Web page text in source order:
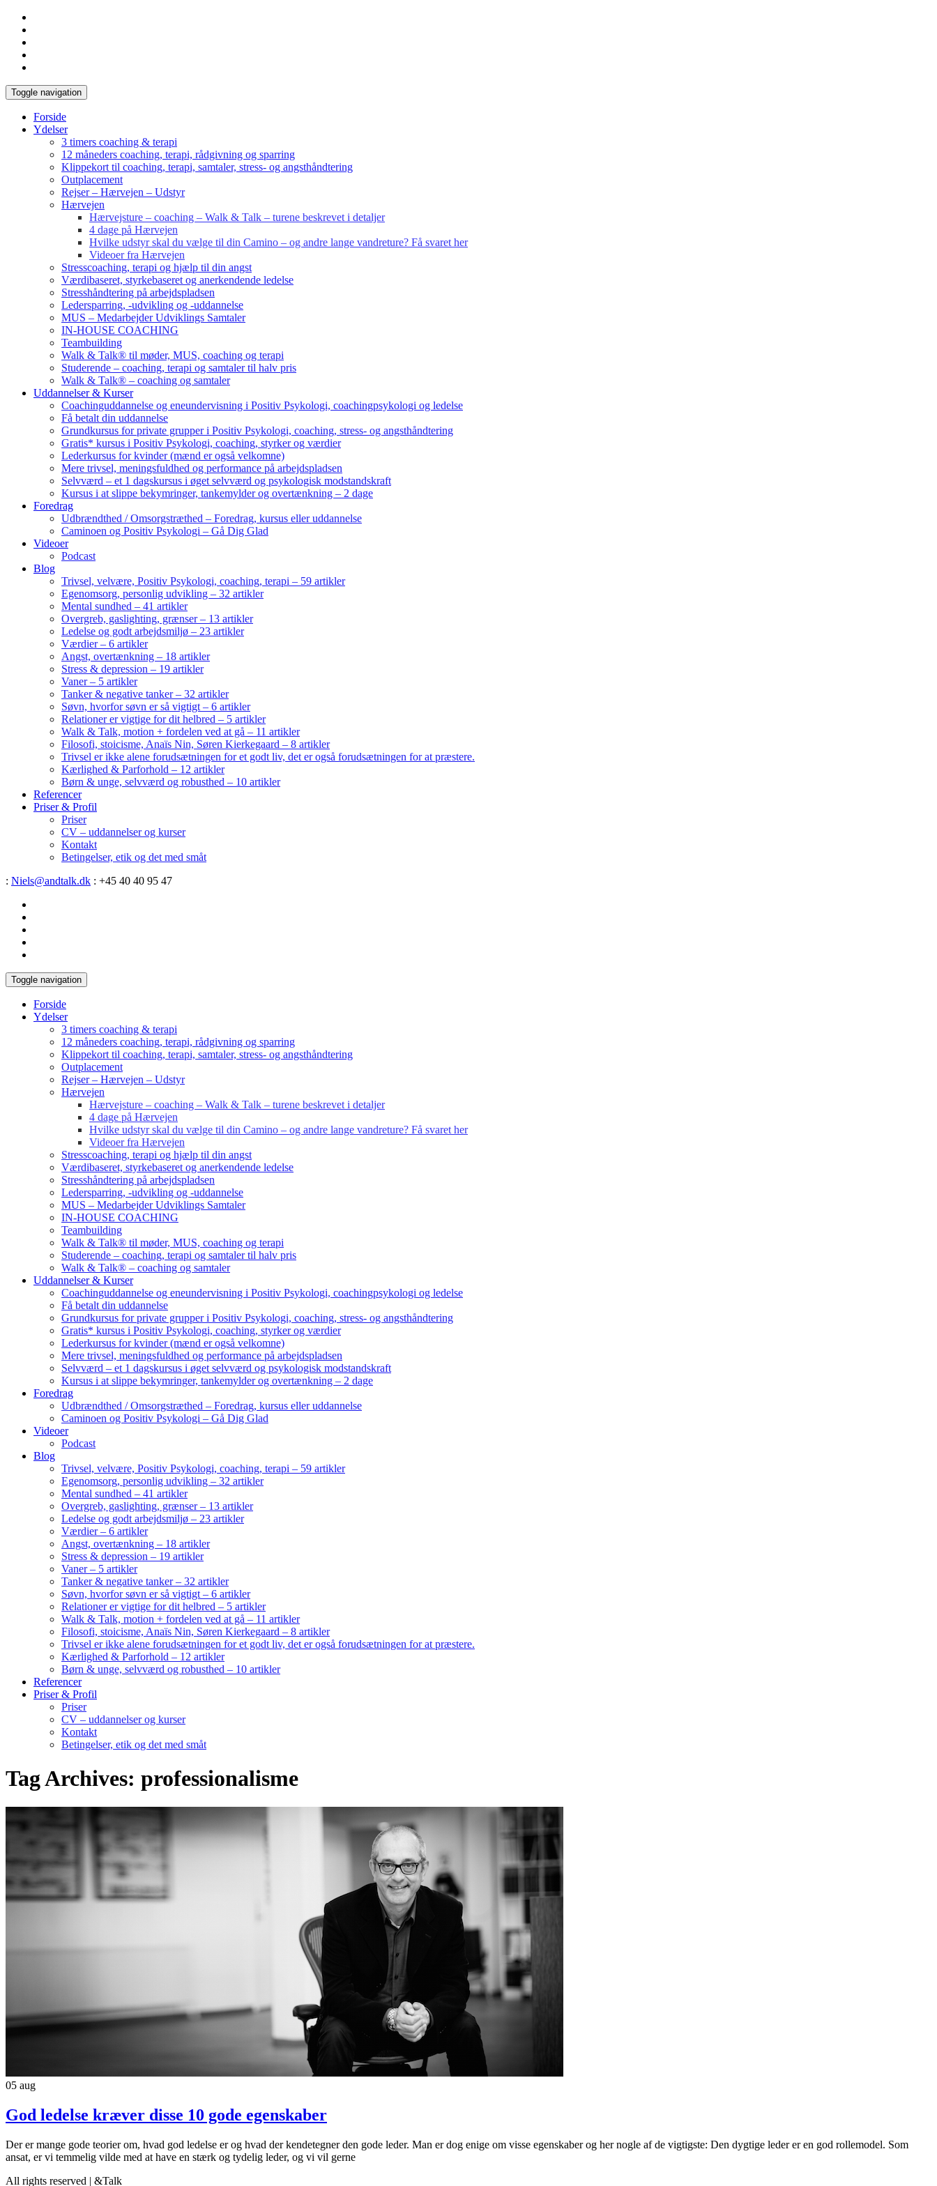
Toggle navigation
Forside
Ydelser
3 timers coaching & terapi
12 måneders coaching, terapi, rådgivning og sparring
Klippekort til coaching, terapi, samtaler, stress- og angsthåndtering
Outplacement
Rejser – Hærvejen – Udstyr
Hærvejen
Hærvejsture – coaching – Walk & Talk – turene beskrevet i detaljer
4 dage på Hærvejen
Hvilke udstyr skal du vælge til din Camino – og andre lange vandreture? Få svaret her
Videoer fra Hærvejen
Stresscoaching, terapi og hjælp til din angst
Værdibaseret, styrkebaseret og anerkendende ledelse
Stresshåndtering på arbejdspladsen
Ledersparring, -udvikling og -uddannelse
MUS – Medarbejder Udviklings Samtaler
IN-HOUSE COACHING
Teambuilding
Walk & Talk® til møder, MUS, coaching og terapi
Studerende – coaching, terapi og samtaler til halv pris
Walk & Talk® – coaching og samtaler
Uddannelser & Kurser
Coachinguddannelse og eneundervisning i Positiv Psykologi, coachingpsykologi og ledelse
Få betalt din uddannelse
Grundkursus for private grupper i Positiv Psykologi, coaching, stress- og angsthåndtering
Gratis* kursus i Positiv Psykologi, coaching, styrker og værdier
Lederkursus for kvinder (mænd er også velkomne)
Mere trivsel, meningsfuldhed og performance på arbejdspladsen
Selvværd – et 1 dagskursus i øget selvværd og psykologisk modstandskraft
Kursus i at slippe bekymringer, tankemylder og overtænkning – 2 dage
Foredrag
Udbrændthed / Omsorgstræthed – Foredrag, kursus eller uddannelse
Caminoen og Positiv Psykologi – Gå Dig Glad
Videoer
Podcast
Blog
Trivsel, velvære, Positiv Psykologi, coaching, terapi – 59 artikler
Egenomsorg, personlig udvikling – 32 artikler
Mental sundhed – 41 artikler
Overgreb, gaslighting, grænser – 13 artikler
Ledelse og godt arbejdsmiljø – 23 artikler
Værdier – 6 artikler
Angst, overtænkning – 18 artikler
Stress & depression – 19 artikler
Vaner – 5 artikler
Tanker & negative tanker – 32 artikler
Søvn, hvorfor søvn er så vigtigt – 6 artikler
Relationer er vigtige for dit helbred – 5 artikler
Walk & Talk, motion + fordelen ved at gå – 11 artikler
Filosofi, stoicisme, Anaïs Nin, Søren Kierkegaard – 8 artikler
Trivsel er ikke alene forudsætningen for et godt liv, det er også forudsætningen for at præstere.
Kærlighed & Parforhold – 12 artikler
Børn & unge, selvværd og robusthed – 10 artikler
Referencer
Priser & Profil
Priser
CV – uddannelser og kurser
Kontakt
Betingelser, etik og det med småt
: Niels@andtalk.dk : +45 40 40 95 47
Toggle navigation
Forside
Ydelser
3 timers coaching & terapi
12 måneders coaching, terapi, rådgivning og sparring
Klippekort til coaching, terapi, samtaler, stress- og angsthåndtering
Outplacement
Rejser – Hærvejen – Udstyr
Hærvejen
Hærvejsture – coaching – Walk & Talk – turene beskrevet i detaljer
4 dage på Hærvejen
Hvilke udstyr skal du vælge til din Camino – og andre lange vandreture? Få svaret her
Videoer fra Hærvejen
Stresscoaching, terapi og hjælp til din angst
Værdibaseret, styrkebaseret og anerkendende ledelse
Stresshåndtering på arbejdspladsen
Ledersparring, -udvikling og -uddannelse
MUS – Medarbejder Udviklings Samtaler
IN-HOUSE COACHING
Teambuilding
Walk & Talk® til møder, MUS, coaching og terapi
Studerende – coaching, terapi og samtaler til halv pris
Walk & Talk® – coaching og samtaler
Uddannelser & Kurser
Coachinguddannelse og eneundervisning i Positiv Psykologi, coachingpsykologi og ledelse
Få betalt din uddannelse
Grundkursus for private grupper i Positiv Psykologi, coaching, stress- og angsthåndtering
Gratis* kursus i Positiv Psykologi, coaching, styrker og værdier
Lederkursus for kvinder (mænd er også velkomne)
Mere trivsel, meningsfuldhed og performance på arbejdspladsen
Selvværd – et 1 dagskursus i øget selvværd og psykologisk modstandskraft
Kursus i at slippe bekymringer, tankemylder og overtænkning – 2 dage
Foredrag
Udbrændthed / Omsorgstræthed – Foredrag, kursus eller uddannelse
Caminoen og Positiv Psykologi – Gå Dig Glad
Videoer
Podcast
Blog
Trivsel, velvære, Positiv Psykologi, coaching, terapi – 59 artikler
Egenomsorg, personlig udvikling – 32 artikler
Mental sundhed – 41 artikler
Overgreb, gaslighting, grænser – 13 artikler
Ledelse og godt arbejdsmiljø – 23 artikler
Værdier – 6 artikler
Angst, overtænkning – 18 artikler
Stress & depression – 19 artikler
Vaner – 5 artikler
Tanker & negative tanker – 32 artikler
Søvn, hvorfor søvn er så vigtigt – 6 artikler
Relationer er vigtige for dit helbred – 5 artikler
Walk & Talk, motion + fordelen ved at gå – 11 artikler
Filosofi, stoicisme, Anaïs Nin, Søren Kierkegaard – 8 artikler
Trivsel er ikke alene forudsætningen for et godt liv, det er også forudsætningen for at præstere.
Kærlighed & Parforhold – 12 artikler
Børn & unge, selvværd og robusthed – 10 artikler
Referencer
Priser & Profil
Priser
CV – uddannelser og kurser
Kontakt
Betingelser, etik og det med småt
Tag Archives: professionalisme
05 aug
God ledelse kræver disse 10 gode egenskaber
Der er mange gode teorier om, hvad god ledelse er og hvad der kendetegner den gode leder. Man er dog enige om visse egenskaber og her nogle af de vigtigste: Den dygtige leder er en god rollemodel. Som
ansat, er vi temmelig vilde med at have en stærk og tydelig leder, og vi vil gerne
All rights reserved | &Talk